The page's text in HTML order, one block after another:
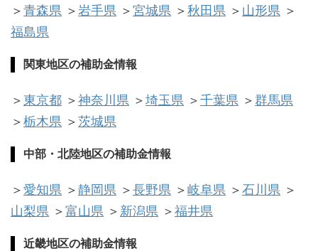
＞青森県 ＞岩手県 ＞宮城県 ＞秋田県 ＞ 山形県 ＞
福島県
関東地区の補助金情報
＞東京都 ＞神奈川県 ＞埼玉県 ＞千葉県 ＞ 群馬県
＞栃木県 ＞茨城県
中部・北陸地区の補助金情報
＞愛知県 ＞静岡県 ＞長野県 ＞岐阜県 ＞石川県 ＞
山梨県 ＞富山県 ＞ 新潟県 ＞福井県
近畿地区の補助金情報